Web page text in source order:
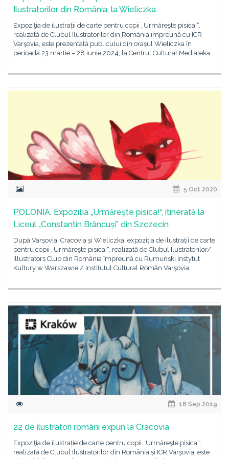
Ilustratorilor din România, la Wieliczka
Expoziţia de ilustrații de carte pentru copii „Urmăreşte pisica!“,
realizată de Clubul Ilustratorilor din România împreună cu ICR
Varşovia, este prezentată publicului din orașul Wieliczka în
perioada 23 martie – 28 iunie 2024, la Centrul Cultural Mediateka
5 Oct 2020
POLONIA. Expoziția „Urmăreşte pisica!“, itinerată la
Liceul „Constantin Brâncuși” din Szczecin
După Varșovia, Cracovia și Wieliczka, expoziţia de ilustrații de carte
pentru copii „Urmăreşte pisica!“, realizată de Clubul Ilustratorilor/
Illustrators Club din România împreună cu Rumuński Instytut
Kultury w Warszawie / Institutul Cultural Român Varşovia,
18 Sep 2019
22 de ilustratori români expun la Cracovia
Expoziţia de ilustrație de carte pentru copii „Urmăreşte pisica“,
realizată de Clubul Ilustratorilor din România și ICR Varşovia, este